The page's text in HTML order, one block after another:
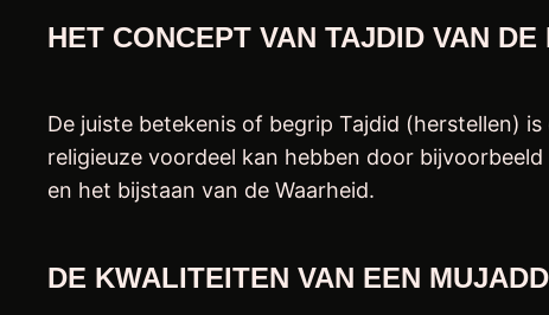
HET CONCEPT VAN TAJDID VAN DE
De juiste betekenis of begrip Tajdid (herstellen)
religieuze voordeel kan hebben door
en het bijstaan van de Waarheid.
DE KWALITEITEN VAN EEN